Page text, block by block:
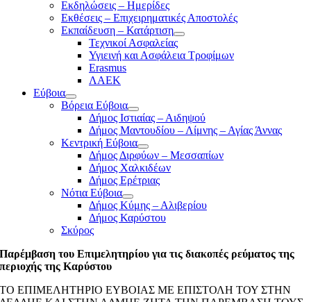
Εκδηλώσεις – Ημερίδες
Εκθέσεις – Επιχειρηματικές Αποστολές
Εκπαίδευση – Κατάρτιση
Τεχνικοί Ασφαλείας
Υγιεινή και Ασφάλεια Τροφίμων
Erasmus
ΛΑΕΚ
Εύβοια
Βόρεια Εύβοια
Δήμος Ιστιαίας – Αιδηψού
Δήμος Μαντουδίου – Λίμνης – Αγίας Άννας
Κεντρική Εύβοια
Δήμος Διρφύων – Μεσσαπίων
Δήμος Χαλκιδέων
Δήμος Ερέτριας
Νότια Εύβοια
Δήμος Κύμης – Αλιβερίου
Δήμος Καρύστου
Σκύρος
Παρέμβαση του Επιμελητηρίου για τις διακοπές ρεύματος της
περιοχής της Καρύστου
ΤΟ ΕΠΙΜΕΛΗΤΗΡΙΟ ΕΥΒΟΙΑΣ ΜΕ ΕΠΙΣΤΟΛΗ ΤΟΥ ΣΤΗΝ